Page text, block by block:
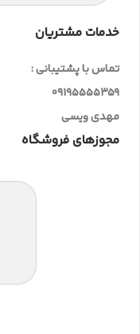
خدمات مشتریان
تماس با پشتیبانی :
09195555359
مهدی ویسی
مجوزهای فروشگاه